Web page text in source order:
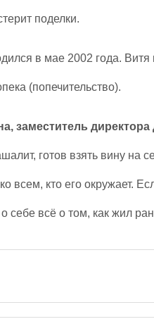
поделки.
в мае 2002 года.
(попечительство).
заместитель директора
готов взять вину на
всем, кто его окружает.
себе всё о том, как жил